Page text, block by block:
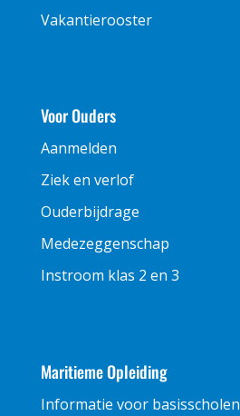
Vakantierooster
Voor Ouders
Aanmelden
Ziek en verlof
Ouderbijdrage
Medezeggenschap
Instroom klas 2 en 3
Maritieme Opleiding
Informatie voor basisscholen